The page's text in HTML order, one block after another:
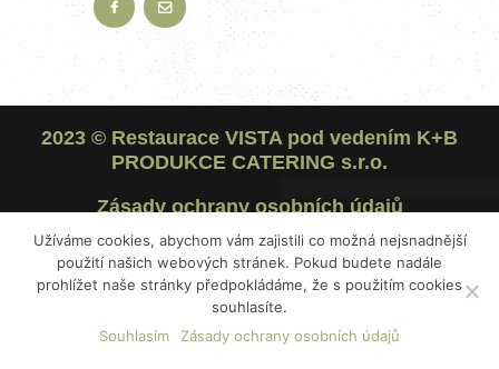
2023 © Restaurace VISTA pod vedením K+B
PRODUKCE CATERING s.r.o.
Zásady ochrany osobních údajů
Mimosoudní řešení spotřebitelských sporů (ADR)
Užíváme cookies, abychom vám zajistili co možná nejsnadnější
použití našich webových stránek. Pokud budete nadále
prohlížet naše stránky předpokládáme, že s použitím cookies
souhlasíte.
Souhlasím
Zásady ochrany osobních údajů